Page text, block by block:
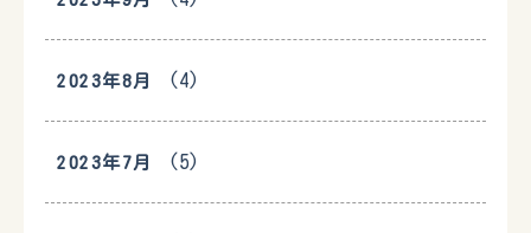
2023年8月 (4)
2023年7月 (5)